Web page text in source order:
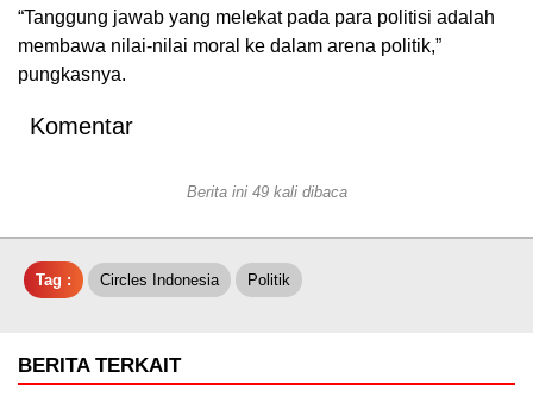
“Tanggung jawab yang melekat pada para politisi adalah
membawa nilai-nilai moral ke dalam arena politik,”
pungkasnya.
Komentar
Berita ini 49 kali dibaca
Tag : Circles Indonesia Politik
BERITA TERKAIT